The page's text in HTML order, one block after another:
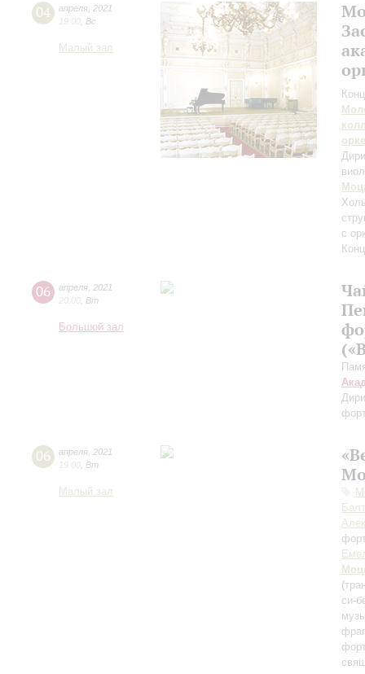
04 апреля 2021
19:00 Вс
Малый зал
с
06 апреля 2021
20:00 Вт
Большой зал
06 апреля 2021
19:00 Вт
Малый зал
си-